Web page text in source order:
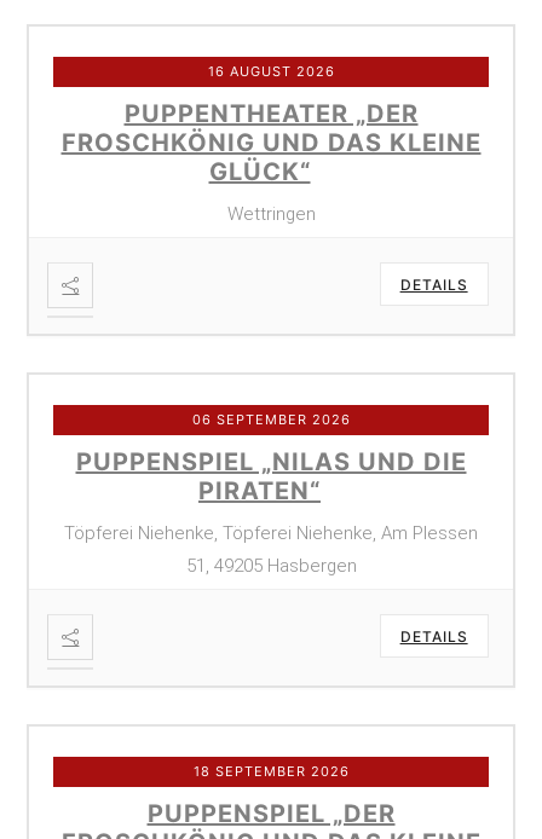
16 AUGUST 2026
PUPPENTHEATER „DER
FROSCHKÖNIG UND DAS KLEINE
GLÜCK“
Wettringen
DETAILS
06 SEPTEMBER 2026
PUPPENSPIEL „NILAS UND DIE
PIRATEN“
Töpferei Niehenke, Töpferei Niehenke, Am Plessen
51, 49205 Hasbergen
DETAILS
18 SEPTEMBER 2026
PUPPENSPIEL „DER